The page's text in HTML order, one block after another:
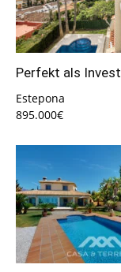
Perfekt als
Estepona
895.000€